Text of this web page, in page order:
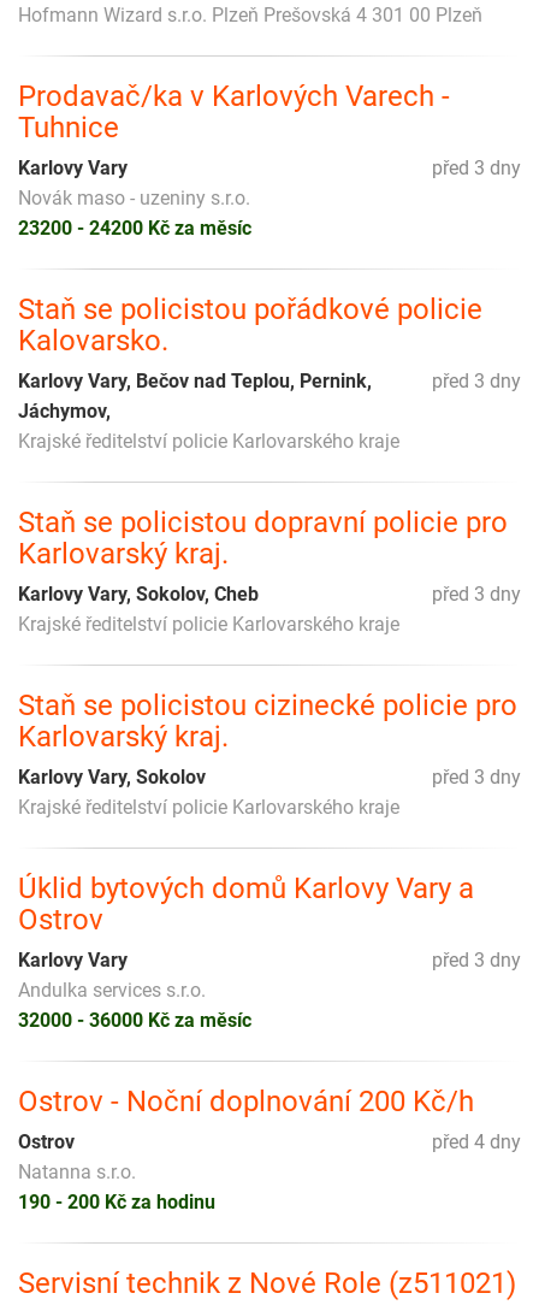
Hofmann Wizard s.r.o. Plzeň Prešovská 4 301 00 Plzeň
Prodavač/ka v Karlových Varech -
Tuhnice
před 3 dny
Karlovy Vary
Novák maso - uzeniny s.r.o.
23200 - 24200 Kč za měsíc
Staň se policistou pořádkové policie
Kalovarsko.
před 3 dny
Karlovy Vary, Bečov nad Teplou, Pernink,
Jáchymov,
Krajské ředitelství policie Karlovarského kraje
Staň se policistou dopravní policie pro
Karlovarský kraj.
před 3 dny
Karlovy Vary, Sokolov, Cheb
Krajské ředitelství policie Karlovarského kraje
Staň se policistou cizinecké policie pro
Karlovarský kraj.
před 3 dny
Karlovy Vary, Sokolov
Krajské ředitelství policie Karlovarského kraje
Úklid bytových domů Karlovy Vary a
Ostrov
před 3 dny
Karlovy Vary
Andulka services s.r.o.
32000 - 36000 Kč za měsíc
Ostrov - Noční doplnování 200 Kč/h
před 4 dny
Ostrov
Natanna s.r.o.
190 - 200 Kč za hodinu
Servisní technik z Nové Role (z511021)